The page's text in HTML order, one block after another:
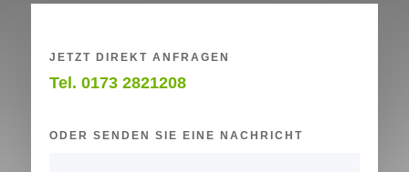
JETZT DIREKT ANFRAGEN
Tel. 0173 2821208
ODER SENDEN SIE EINE NACHRICHT